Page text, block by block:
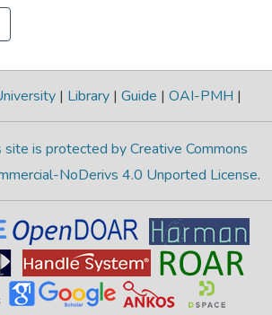
| Library | Guide | OAI-PMH |
site is protected by Creative Commons
NoDerivs 4.0 Unported License.